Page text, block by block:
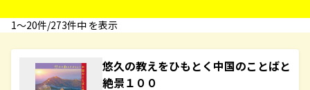
1〜20件/273件中 を表示
悠久の教えをひもとく中国のことばと
絶景１００